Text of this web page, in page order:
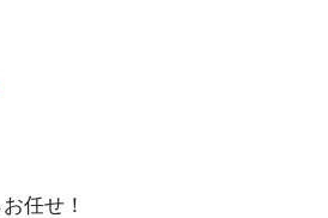
任せ！